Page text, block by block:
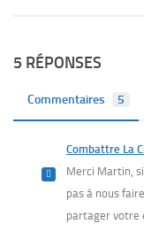
5 RÉPONSES
Commentaires 5
Combattre La
Merci Martin,
pas à nous
partager votre